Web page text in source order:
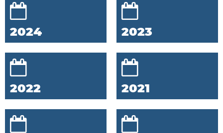
2024 2023
2022 2021